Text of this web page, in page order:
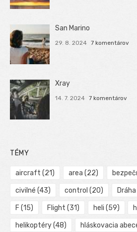
San Marino
29. 8. 2024 7 komentárov
Xray
14. 7. 2024 7 komentárov
TÉMY
aircraft (21) area (22)
civilné (43) control (20) Dráha
F (15) Flight (31) heli (59)
helikoptéry(48) hláskovacia